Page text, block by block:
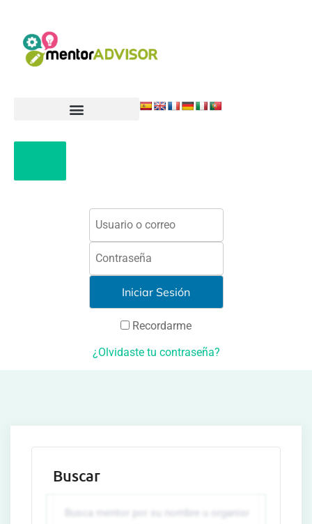
Recordarme
¿Olvidaste tu contraseña?
Buscar